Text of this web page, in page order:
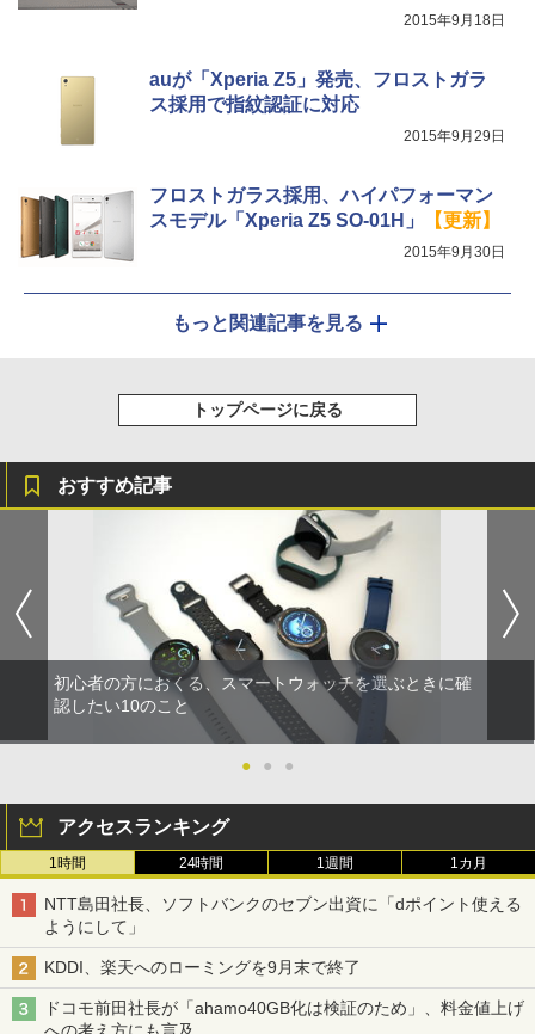
2015年9月18日
auが「Xperia Z5」発売、フロストガラ
ス採用で指紋認証に対応
2015年9月29日
フロストガラス採用、ハイパフォーマン
スモデル「Xperia Z5 SO-01H」
【更新】
2015年9月30日
もっと関連記事を見る
トップページに戻る
おすすめ記事
初心者の方におくる、スマートウォッチを選ぶときに確
認したい10のこと
● ● ●
アクセスランキング
1時間 24時間 1週間 1カ月
NTT島田社長、ソフトバンクのセブン出資に「dポイント使える
ようにして」
KDDI、楽天へのローミングを9月末で終了
ドコモ前田社長が「ahamo40GB化は検証のため」、料金値上げ
への考え方にも言及